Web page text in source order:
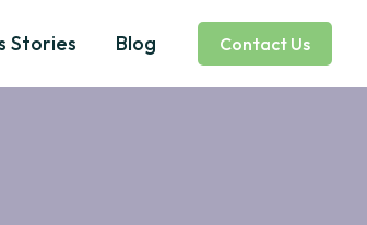
Stories Blog Contact Us